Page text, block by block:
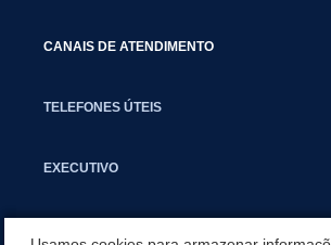
CANAIS DE ATENDIMENTO
TELEFONES ÚTEIS
EXECUTIVO